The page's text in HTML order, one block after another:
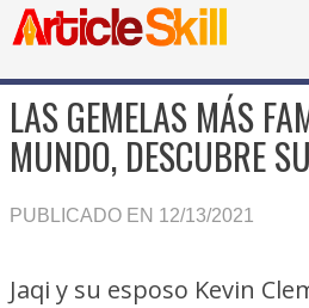
LAS GEMELAS MÁS
MUNDO, DESCUBRE
PUBLICADO EN 12/13/2021
Jaqi y su esposo Kevin